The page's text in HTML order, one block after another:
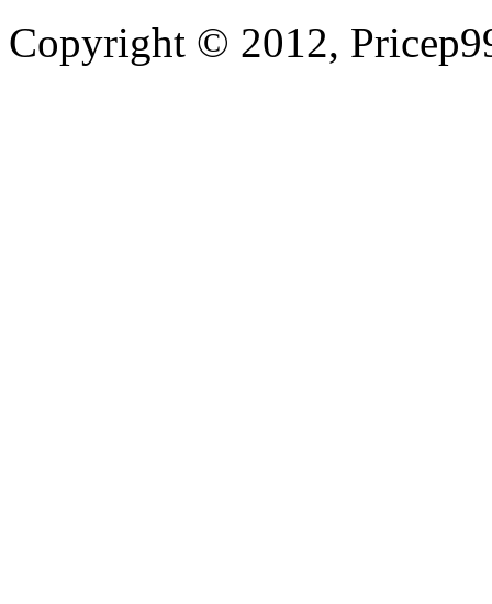
Copyright © 2012,